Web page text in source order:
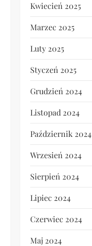
Kwiecień 2025
Marzec 2025
Luty 2025
Styczeń 2025
Grudzień 2024
Listopad 2024
Październik 2024
Wrzesień 2024
Sierpień 2024
Lipiec 2024
Czerwiec 2024
Maj 2024